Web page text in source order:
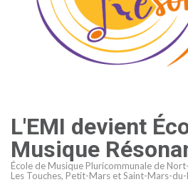
L'EMI devient
Musique
École de Musique Pluricommunale de
Les Touches, Petit-Mars et Saint-Mars-